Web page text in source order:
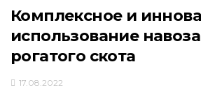
Комплексное и
использование
рогатого скота
17.08.2022